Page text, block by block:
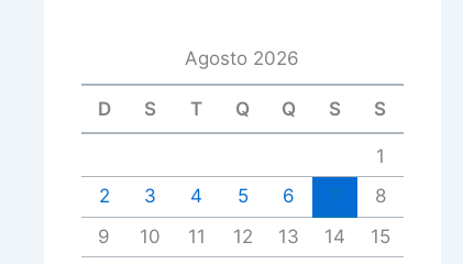
Agosto 2026
D S T Q Q S S
1
2
3 4 5 6
8
9
10 11 12 13 14
15